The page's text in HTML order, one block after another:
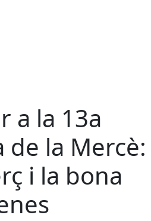
a la 13a
de la Mercè:
i la bona